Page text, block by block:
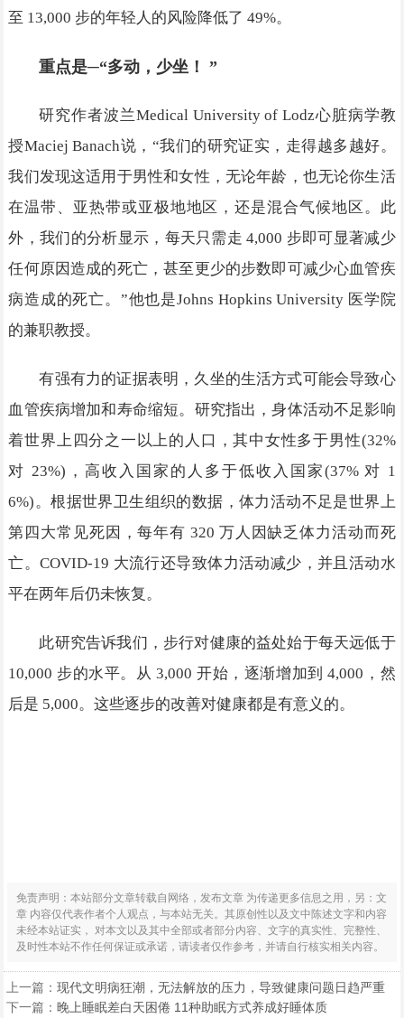
至 13,000 步的年轻人的风险降低了 49%。
重点是─“多动，少坐！ ”
研究作者波兰Medical University of Lodz心脏病学教
授Maciej Banach说，“我们的研究证实，走得越多越好。
我们发现这适用于男性和女性，无论年龄，也无论你生活
在温带、亚热带或亚极地地区，还是混合气候地区。此
外，我们的分析显示，每天只需走 4,000 步即可显著减少
任何原因造成的死亡，甚至更少的步数即可减少心血管疾
病造成的死亡。”他也是Johns Hopkins University 医学院
的兼职教授。
有强有力的证据表明，久坐的生活方式可能会导致心
血管疾病增加和寿命缩短。研究指出，身体活动不足影响
着世界上四分之一以上的人口，其中女性多于男性(32%
对 23%)，高收入国家的人多于低收入国家(37% 对 1
6%)。根据世界卫生组织的数据，体力活动不足是世界上
第四大常见死因，每年有 320 万人因缺乏体力活动而死
亡。COVID-19 大流行还导致体力活动减少，并且活动水
平在两年后仍未恢复。
此研究告诉我们，步行对健康的益处始于每天远低于
10,000 步的水平。从 3,000 开始，逐渐增加到 4,000，然
后是 5,000。这些逐步的改善对健康都是有意义的。
免责声明：本站部分文章转载自网络，发布文章 为传递更多信息之用，另：文
章 内容仅代表作者个人观点，与本站无关。其原创性以及文中陈述文字和内容
未经本站证实， 对本文以及其中全部或者部分内容、文字的真实性、完整性、
及时性本站不作任何保证或承诺，请读者仅作参考，并请自行核实相关内容。
上一篇：现代文明病狂潮，无法解放的压力，导致健康问题日趋严重
下一篇：晚上睡眠差白天困倦 11种助眠方式养成好睡体质